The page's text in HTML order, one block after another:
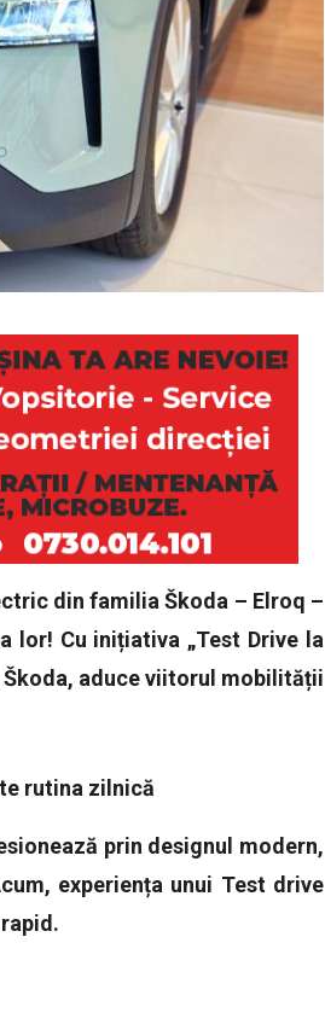
din familia Škoda – Elroq –
lor! Cu inițiativa „Test Drive la
Škoda, aduce viitorul mobilității
rutina zilnică
prin designul modern,
experiența unui Test drive